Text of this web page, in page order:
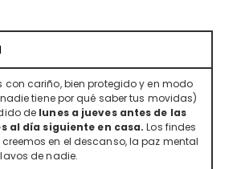
con cariño, bien protegido y en modo
tiene por qué saber tus movidas)
de lunes a jueves antes de las
al día siguiente en casa.Los findes
en el descanso, la paz mental
de nadie.